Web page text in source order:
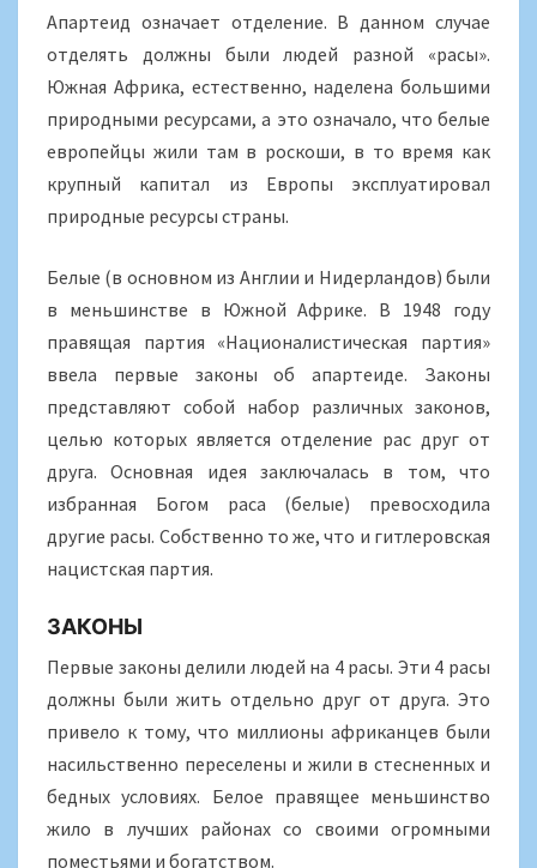
Апартеид означает отделение. В данном случае
отделять должны были людей разной «расы».
Южная Африка, естественно, наделена большими
природными ресурсами, а это означало, что белые
европейцы жили там в роскоши, в то время как
крупный капитал из Европы эксплуатировал
природные ресурсы страны.
Белые (в основном из Англии и Нидерландов) были
в меньшинстве в Южной Африке. В 1948 году
правящая партия «Националистическая партия»
ввела первые законы об апартеиде. Законы
представляют собой набор различных законов,
целью которых является отделение рас друг от
друга. Основная идея заключалась в том, что
избранная Богом раса (белые) превосходила
другие расы. Собственно то же, что и гитлеровская
нацистская партия.
ЗАКОНЫ
Первые законы делили людей на 4 расы. Эти 4 расы
должны были жить отдельно друг от друга. Это
привело к тому, что миллионы африканцев были
насильственно переселены и жили в стесненных и
бедных условиях. Белое правящее меньшинство
жило в лучших районах со своими огромными
поместьями и богатством.